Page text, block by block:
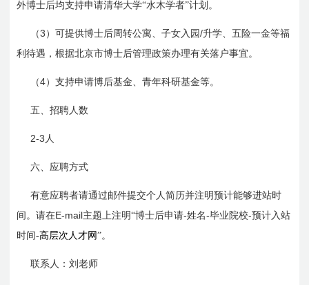
外博士后均支持申请清华大学“水木学者”计划。
（3 ）可提供博士后周转公寓、子女入园/升学、五险一金等福
利待遇，根据北京市博士后管理政策办理有关落户事宜。
（4）支持申请博后基金、青年科研基金等。
五、招聘人数
2-3 人
六、应聘方式
有意应聘者请通过邮件提交个人简历并注明预计能够进站时
间 。请在E-mail主题上注明“博士后申请-姓名-毕业院校-预计入站
时间-高层次人才网”。
联系人：刘老师